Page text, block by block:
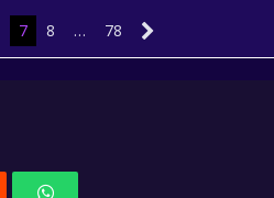
7 8 … 78